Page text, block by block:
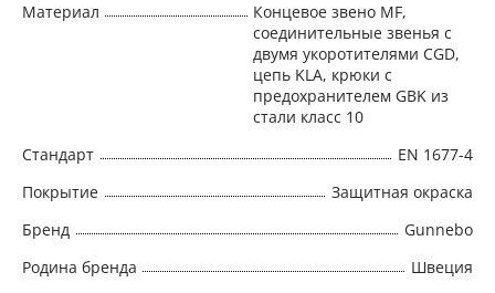
Материал
Концевое звено MF,
соединительные звенья с
двумя укоротителями CGD,
цепь KLA, крюки с
предохранителем GBK из
стали класс 10
Стандарт
EN 1677-4
Покрытие
Защитная окраска
Бренд
Gunnebo
Родина бренда
Швеция